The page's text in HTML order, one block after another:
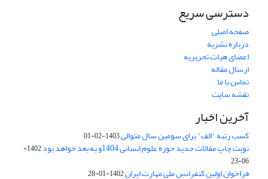
دسترسی سریع
صفحه اصلی
درباره نشریه
اعضای هیات تحریریه
ارسال مقاله
تماس با ما
نقشه سایت
آخرین اخبار
کسب رتبه "الف" برای سومین سال متوالی1403-02-01
نوبت چاپ مقالات جدید حوزه علوم انسانی 1404و به بعد خواهد بود
1402-
06-23
فراخوان اولین کنفرانس ملی مهارت ایران1402-01-28